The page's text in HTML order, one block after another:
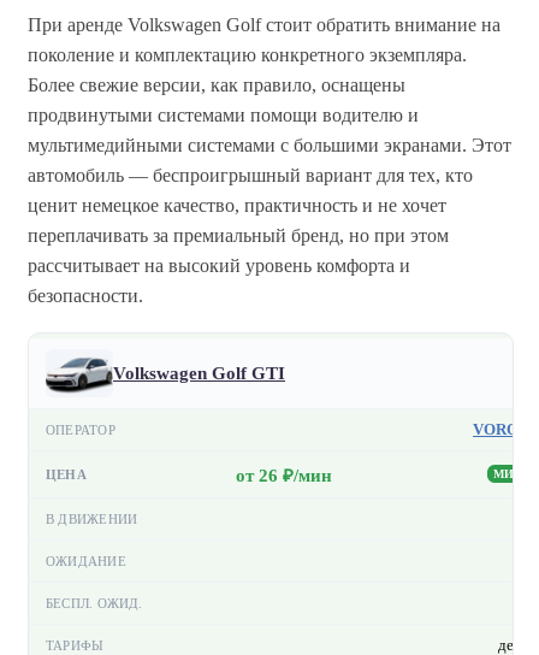
При аренде Volkswagen Golf стоит обратить внимание на
поколение и комплектацию конкретного экземпляра.
Более свежие версии, как правило, оснащены
продвинутыми системами помощи водителю и
мультимедийными системами с большими экранами. Этот
автомобиль — беспроигрышный вариант для тех, кто
ценит немецкое качество, практичность и не хочет
переплачивать за премиальный бренд, но при этом
рассчитывает на высокий уровень комфорта и
безопасности.
Volkswagen Golf GTI
VORON
от 26 ₽/мин МИН
день